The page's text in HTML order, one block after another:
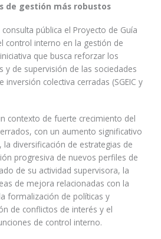
de gestión más robustos
pública el Proyecto de Guía
control interno en la gestión de
que busca reforzar los
y de supervisión de las sociedades
inversión colectiva cerradas (SGEIC y
contexto de fuerte crecimiento del
con un aumento significativo
diversificación de estrategias de
progresiva de nuevos perfiles de
de su actividad supervisora, la
de mejora relacionadas con la
formalización de políticas y
de conflictos de interés y el
de control interno.